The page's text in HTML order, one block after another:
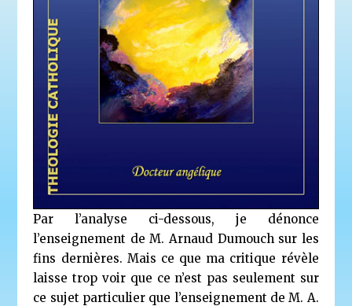
Par l’analyse ci-dessous, je dénonce
l’enseignement de M. Arnaud Dumouch sur les
fins dernières. Mais ce que ma critique révèle
laisse trop voir que ce n’est pas seulement sur
ce sujet particulier que l’enseignement de M. A.